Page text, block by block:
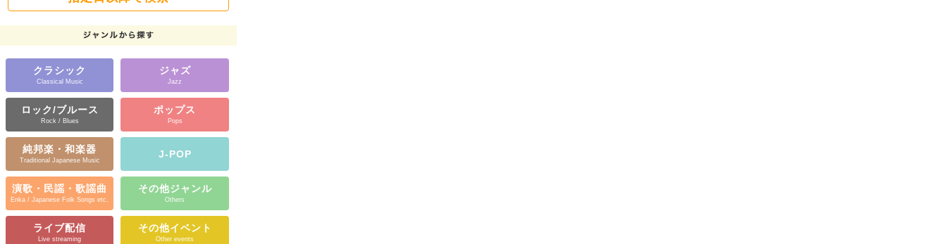
クラシック
Classical Music
ジャズ
Jazz
ロック/ブルース
Rock / Blues
ポップス
Pops
純邦楽・和楽器
Traditional Japanese Music
J-POP
演歌・民謡・歌謡曲
Enka / Japanese Folk Songs etc.
その他ジャンル
Others
ライブ配信
Live streaming
その他イベント
Other events